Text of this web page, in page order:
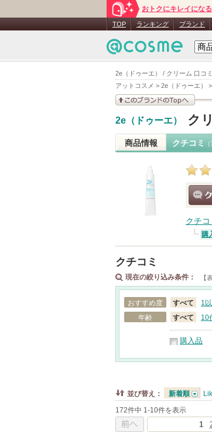
2e（ドゥーエ） / クリーム 口コ
アットコスメ > 2e（ドゥーエ） >
おトクにキレイにな
TOP ランキング ブランド
2e（ドゥーエ） ク
商品情報 クチコミ
クチコ
購
クチコミ
現在の絞り込み条件：
【
おすすめ度 すべて 1
年齢
すべて 10
購入品
並び替え： 新着順
172件中 1-10件を表示
1